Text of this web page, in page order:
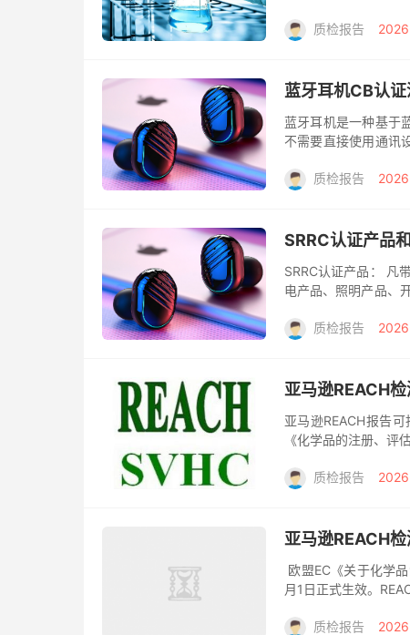
质检报告
蓝牙耳机CB认
蓝牙耳机是一种基于
不需要直接使用通讯
话。自从蓝牙...
质检报告
SRRC认证产品
SRRC认证产品： 凡
电产品、照明产品、
质检报告
亚马逊REACH检
亚马逊REACH报告
《化学品的注册、评
质检报告
亚马逊REACH检
欧盟EC《关于化学
月1日正式生效。
质检报告